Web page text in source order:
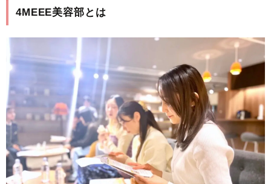
4MEEE美容部とは